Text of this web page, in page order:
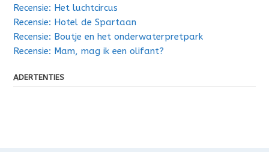
Recensie: Het luchtcircus
Recensie: Hotel de Spartaan
Recensie: Boutje en het onderwaterpretpark
Recensie: Mam, mag ik een olifant?
ADERTENTIES